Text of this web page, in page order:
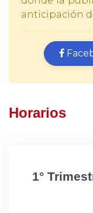
anticipación
Horarios
1°